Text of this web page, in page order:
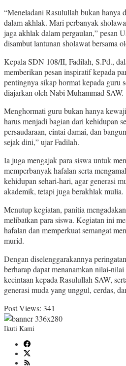
“Meneladani Rasulullah bukan hanya
dalam akhlak. Mari perbanyak
jaga akhlak dalam pergaulan,” pesan
disambut lantunan sholawat bersama
Kepala SDN 108/II, Fadilah, S.Pd.,
memberikan pesan inspiratif kepada
pentingnya sikap hormat kepada guru
diajarkan oleh Nabi Muhammad SAW.
Menghormati guru bukan hanya
harus menjadi bagian dari kehidupan
persaudaraan, cintai damai, dan
sejak dini,” ujar Fadilah.
Ia juga mengajak para siswa untuk
memperbanyak hafalan serta
kehidupan sehari-hari, agar generasi
akademik, tetapi juga berakhlak mulia.
Menutup kegiatan, panitia
melibatkan para siswa. Kegiatan ini
hafalan dan memperkuat semangat
murid.
Dengan diselenggarakannya
berharap dapat menanamkan nilai-
kecintaan kepada Rasulullah SAW,
generasi muda yang unggul, cerdas,
Post Views: 341
Ikuti Kami